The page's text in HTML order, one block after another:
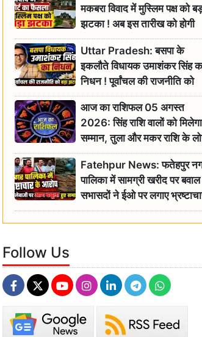
मकबरा विवाद में मुस्लिम पक्ष को
झटका ! अब इस तारीख को होगी
सुनवाई
Uttar Pradesh: बसपा के
इकलौते विधायक उमाशंकर सिंह
निधन ! पूर्वांचल की राजनीति को
बड़ा झटका, योगी ने जताया दुःख
आज का राशिफल 05 अगस्त
2026: सिंह राशि वालों को मिलेगा
सम्मान, तुला और मकर राशि के
रहें सतर्क
Fatehpur News: फतेहपुर
पालिका में सामग्री खरीद पर
सभासदों ने ईओ पर लगाए
के गंभीर आरोप
Follow Us